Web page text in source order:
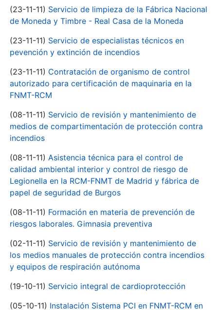
(23-11-11) Servicio de limpieza de la Fábrica Nacional
de Moneda y Timbre - Real Casa de la Moneda
(23-11-11) Servicio de especialistas técnicos en
pevención y extinción de incendios
(23-11-11) Contratación de organismo de control
autorizado para certificación de maquinaria en la
FNMT-RCM
(08-11-11) Servicio de revisión y mantenimiento de
medios de compartimentación de protección contra
incendios
(08-11-11) Asistencia técnica para el control de
calidad ambiental interior y control de riesgo de
Legionella en la RCM-FNMT de Madrid y fábrica de
papel de seguridad de Burgos
(08-11-11) Formación en materia de prevención de
riesgos laborales. Gimnasia preventiva
(02-11-11) Servicio de revisión y mantenimiento de
los medios manuales de protección contra incendios
y equipos de respiración autónoma
(19-10-11) Servicio integral de cardioprotección
(05-10-11) Instalación Sistema PCI en FNMT-RCM en